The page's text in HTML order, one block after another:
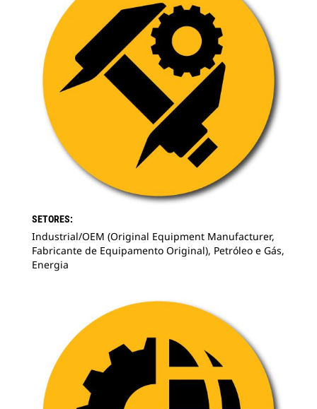
SETORES:
Industrial/OEM (Original Equipment Manufacturer,
Fabricante de Equipamento Original), Petróleo e Gás,
Energia